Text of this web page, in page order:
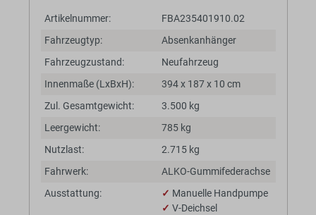
Artikelnummer:
FBA235401910.02
Fahrzeugtyp:
Absenkanhänger
Fahrzeugzustand:
Neufahrzeug
Innenmaße (LxBxH):
394 x 187 x 10 cm
Zul. Gesamtgewicht:
3.500 kg
Leergewicht:
785 kg
Nutzlast:
2.715 kg
Fahrwerk:
ALKO-Gummifederachse
Ausstattung:
✓ Manuelle Handpumpe
✓ V-Deichsel